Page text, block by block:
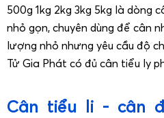
500g 1kg 2kg 3kg 5kg là dòng
nhỏ gọn, chuyên dùng để cân
lượng nhỏ nhưng yêu cầu độ
Tử Gia Phát có đủ cân tiểu ly
Cân tiểu li - cân